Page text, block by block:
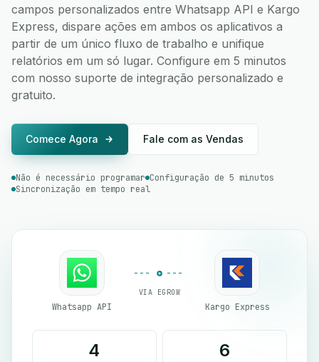
campos personalizados entre Whatsapp API e Kargo
Express, dispare ações em ambos os aplicativos a
partir de um único fluxo de trabalho e unifique
relatórios em um só lugar. Configure em 5 minutos
com nosso suporte de integração personalizado e
gratuito.
Comece Agora Fale com as Vendas
Não é necessário programar Configuração de 5 minutos
Sincronização em tempo real
Whatsapp API
VIA EGROW
Kargo Express
4 6